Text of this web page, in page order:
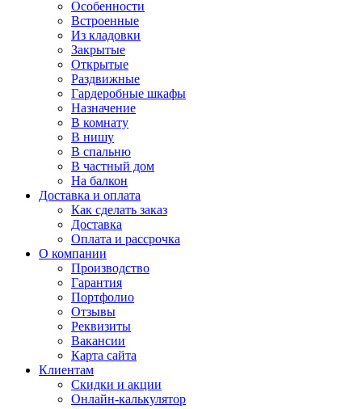
Особенности
Встроенные
Из кладовки
Закрытые
Открытые
Раздвижные
Гардеробные шкафы
Назначение
В комнату
В нишу
В спальню
В частный дом
На балкон
Доставка и оплата
Как сделать заказ
Доставка
Оплата и рассрочка
О компании
Производство
Гарантия
Портфолио
Отзывы
Реквизиты
Вакансии
Карта сайта
Клиентам
Скидки и акции
Онлайн-калькулятор